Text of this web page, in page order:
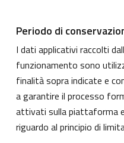
Periodo di
I dati applicativi raccolti
funzionamento sono
finalità sopra indicate e
a garantire il processo
attivati sulla piattaforma
riguardo al principio di